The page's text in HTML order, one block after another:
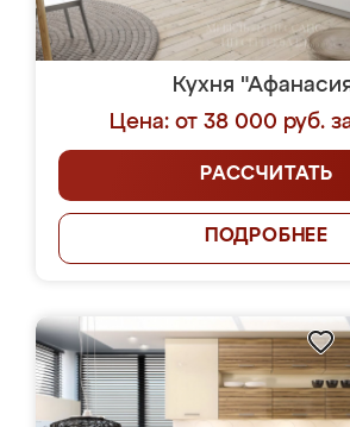
Кухня
Цена: от 38 000 руб.
РАССЧИТАТЬ
ПОДРОБНЕЕ